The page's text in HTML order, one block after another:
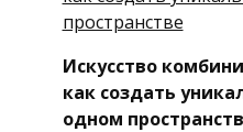
Искусство
как создать
одном